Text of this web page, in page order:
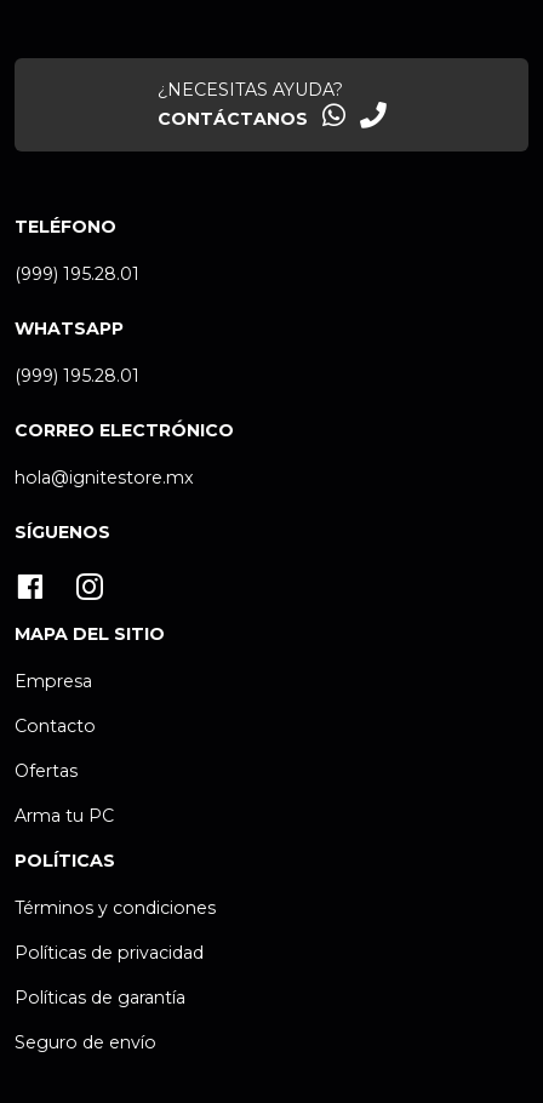
¿NECESITAS AYUDA?
CONTÁCTANOS
TELÉFONO
(999) 195.28.01
WHATSAPP
(999) 195.28.01
CORREO ELECTRÓNICO
hola@ignitestore.mx
SÍGUENOS
MAPA DEL SITIO
Empresa
Contacto
Ofertas
Arma tu PC
POLÍTICAS
Términos y condiciones
Políticas de privacidad
Políticas de garantía
Seguro de envío